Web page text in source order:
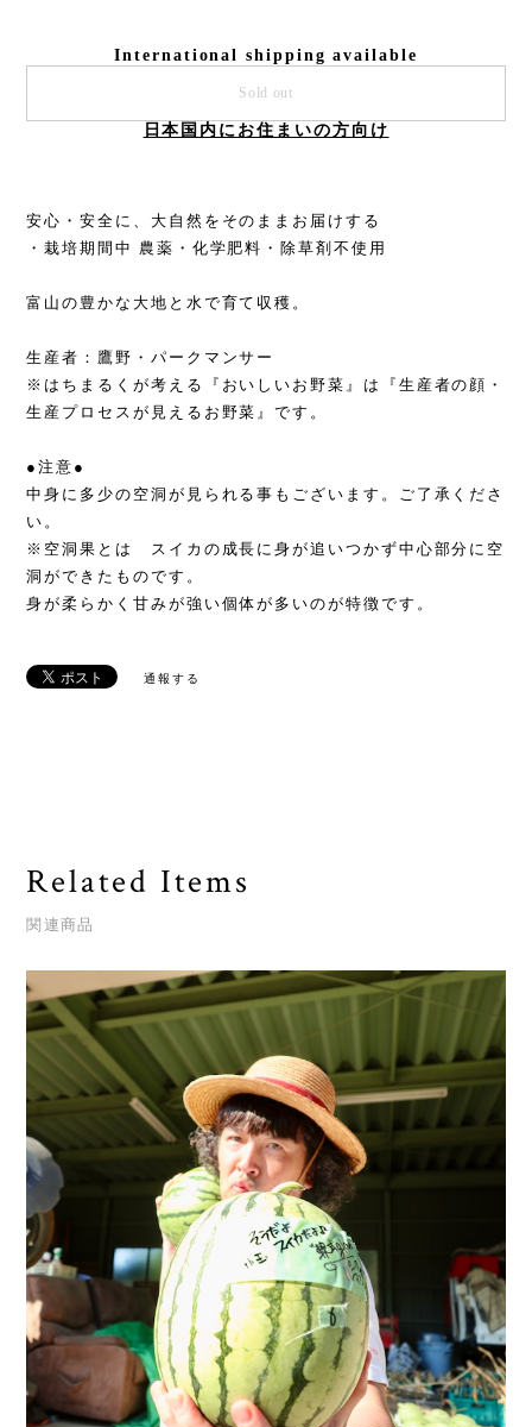
International shipping available
Sold out
日本国内にお住まいの方向け
安心・安全に、大自然をそのままお届けする
・栽培期間中 農薬・化学肥料・除草剤不使用
富山の豊かな大地と水で育て収穫。
生産者：鷹野・パークマンサー
※はちまるくが考える『おいしいお野菜』は『生産者の顔・
生産プロセスが見えるお野菜』です。
●注意●
中身に多少の空洞が見られる事もございます。ご了承くださ
い。
※空洞果とは スイカの成長に身が追いつかず中心部分に空
洞ができたものです。
身が柔らかく甘みが強い個体が多いのが特徴です。
通報する
Related Items
関連商品